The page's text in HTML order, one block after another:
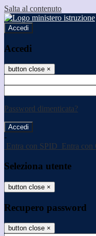
Salta al contenuto
Accedi
Accedi
button close ×
Password dimenticata?
-
Entra con SPID Entra con
Seleziona utente
button close ×
Recupero password
button close ×